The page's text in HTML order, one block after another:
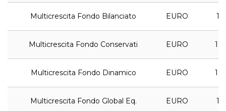
Multicrescita Fondo Bilanciato EURO
Multicrescita Fondo Conservati EURO
Multicrescita Fondo Dinamico EURO
Multicrescita Fondo Global Eq. EURO